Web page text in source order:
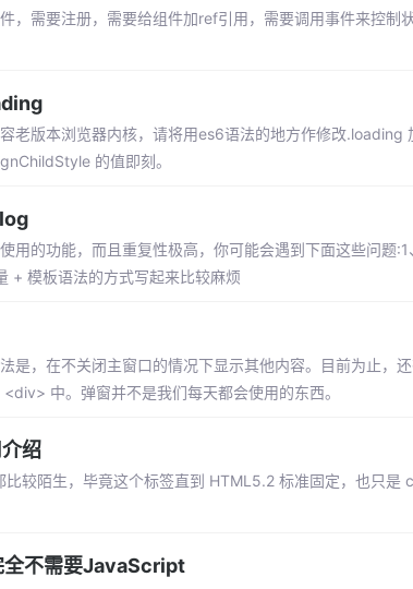
，需要注册，需要给组件加ref引用，需要调用事件来控
老版本浏览器内核，请将用es6语法的地方作修改
的值即刻。
用的功能，而且重复性极高，你可能会遇到下面这些问题
+ 模板语法的方式写起来比较麻烦
是，在不关闭主窗口的情况下显示其他内容。目前为止，
中。弹窗并不是我们每天都会使用的东西。
绍
较陌生，毕竟这个标签直到 HTML5.2 标准固定，也只是
全不需要JavaScript